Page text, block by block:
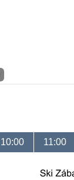
10:00 11:00